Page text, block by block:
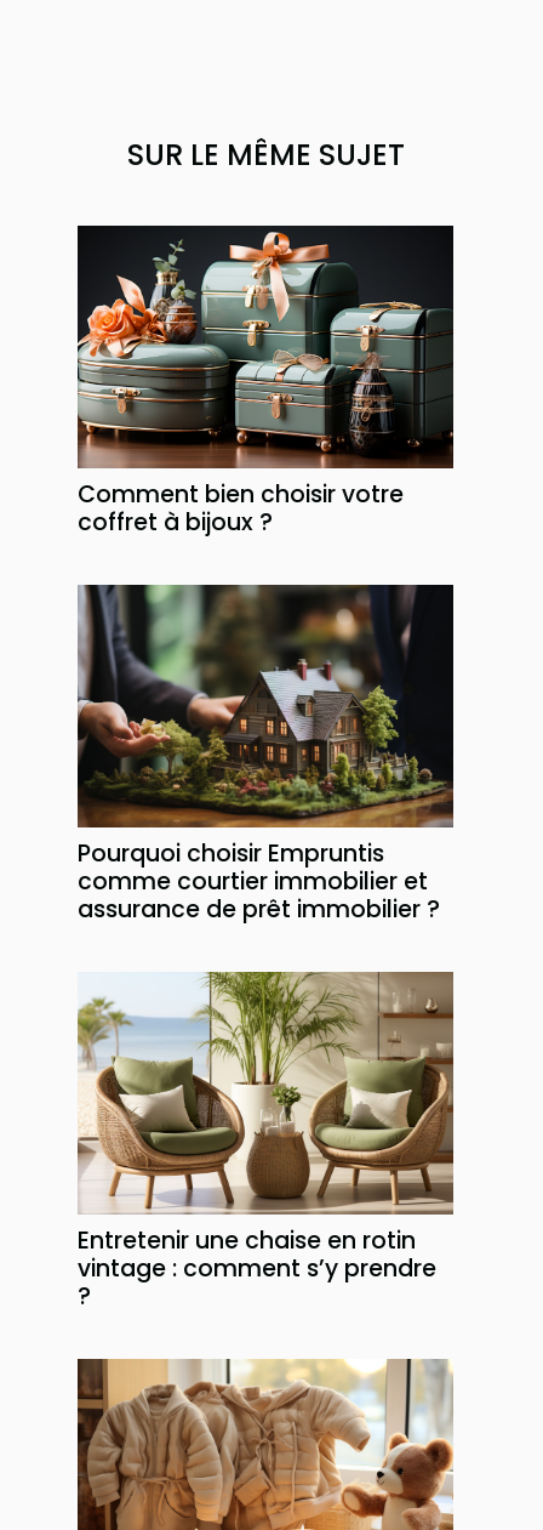
SUR LE MÊME SUJET
Comment bien choisir votre
coffret à bijoux ?
Pourquoi choisir Empruntis
comme courtier immobilier et
assurance de prêt immobilier ?
Entretenir une chaise en rotin
vintage : comment s’y prendre
?